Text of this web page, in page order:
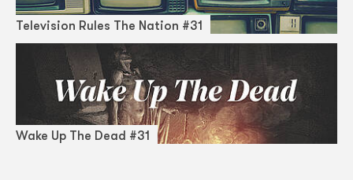
Television Rules The Nation #31
Wake Up The Dead #31